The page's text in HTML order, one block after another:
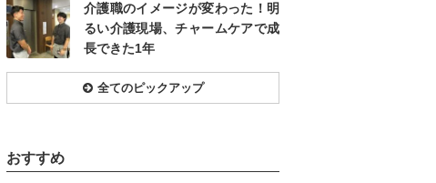
介護職のイメージが変わった！明
るい介護現場、チャームケアで成
長できた1年
全てのピックアップ
おすすめ